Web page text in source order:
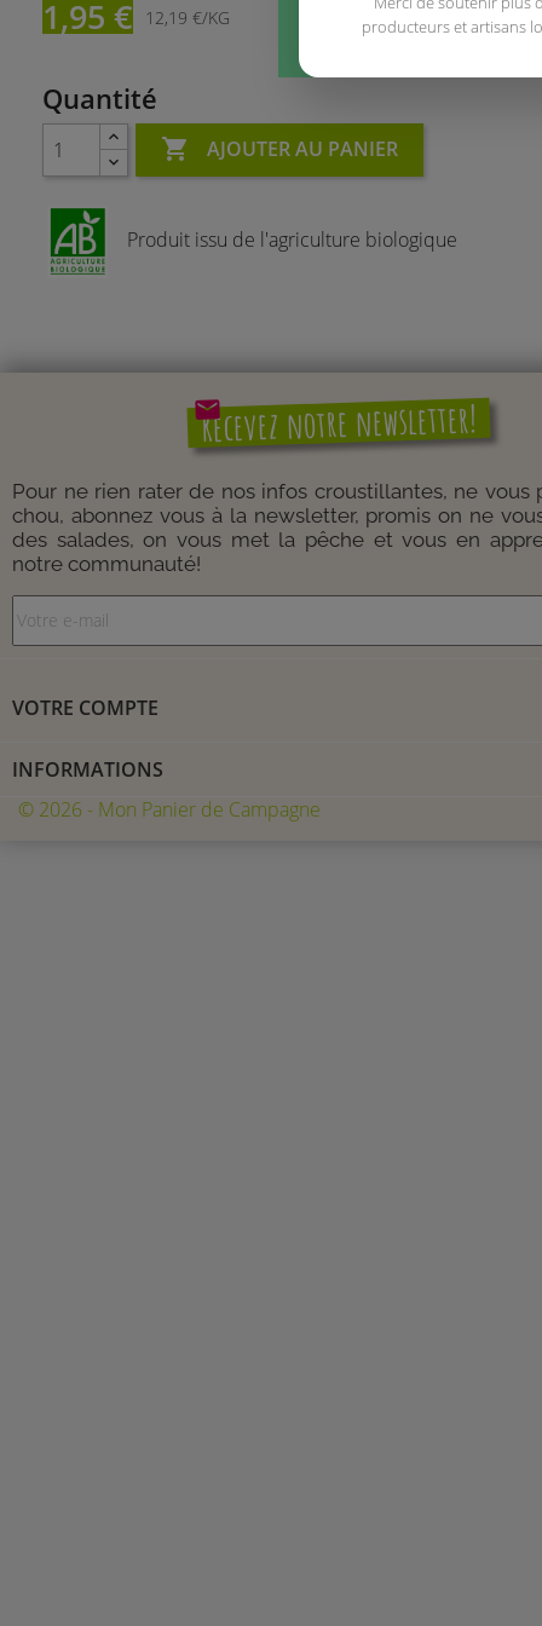
1,95 € 12,19 €/KG
Quantité
 AJOUTER AU PANIER
Produit issu de l'agriculture biologique
mail
Recevez notre newsletter!
Pour ne rien rater de nos infos croustillantes, ne vous
chou, abonnez vous à la newsletter, promis on ne
des salades, on vous met la pêche et vous en
notre communauté!
VOTRE COMPTE
INFORMATIONS
© 2026 - Mon Panier de Campagne
producteurs et artisans